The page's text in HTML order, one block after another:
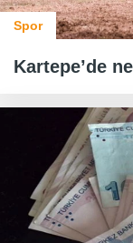
Spor
Kartepe’de